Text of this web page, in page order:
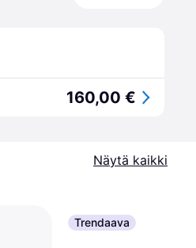
160,00 €
Näytä kaikki
Trendaava